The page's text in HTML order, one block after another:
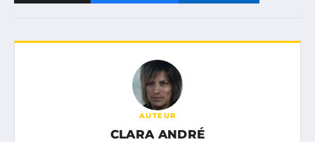
AUTEUR
CLARA ANDRÉ